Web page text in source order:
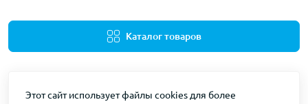
Каталог товаров
Этот сайт использует файлы cookies для более